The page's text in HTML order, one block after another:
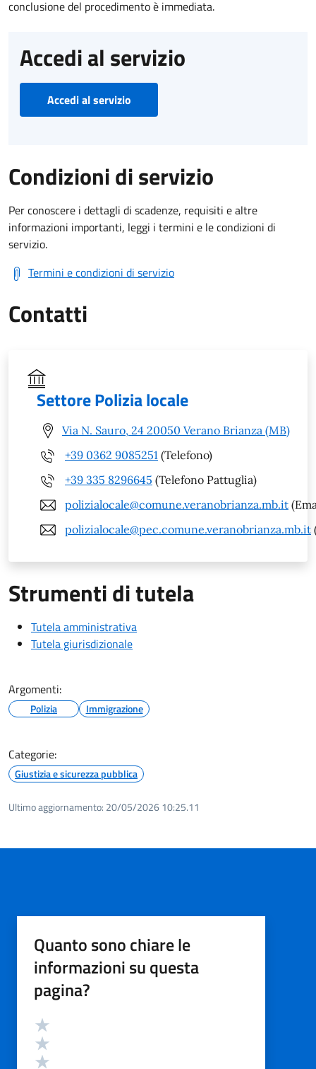
conclusione del procedimento è immediata.
Accedi al servizio
Accedi al servizio
Condizioni di servizio
Per conoscere i dettagli di scadenze, requisiti e altre
informazioni importanti, leggi i termini e le condizioni di
servizio.
Termini e condizioni di servizio
Contatti
Settore Polizia locale
Via N. Sauro, 24 20050 Verano Brianza (MB)
+39 0362 9085251 (Telefono)
+39 335 8296645 (Telefono Pattuglia)
polizialocale@comune.veranobrianza.mb.it
polizialocale@pec.comune.veranobrianza.mb.it
Strumenti di tutela
Tutela amministrativa
Tutela giurisdizionale
Argomenti:
Polizia Immigrazione
Categorie:
Giustizia e sicurezza pubblica
Ultimo aggiornamento: 20/05/2026 10:25.11
Quanto sono chiare le
informazioni su questa
pagina?
Valutazione